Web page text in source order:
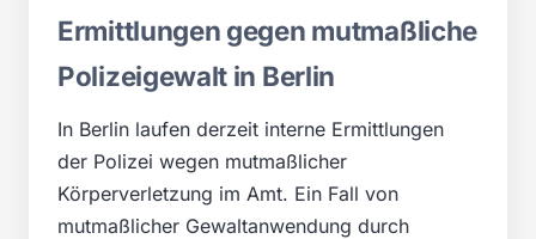
Ermittlungen gegen mutmaßliche
Polizeigewalt in Berlin
In Berlin laufen derzeit interne Ermittlungen
der Polizei wegen mutmaßlicher
Körperverletzung im Amt. Ein Fall von
mutmaßlicher Gewaltanwendung durch